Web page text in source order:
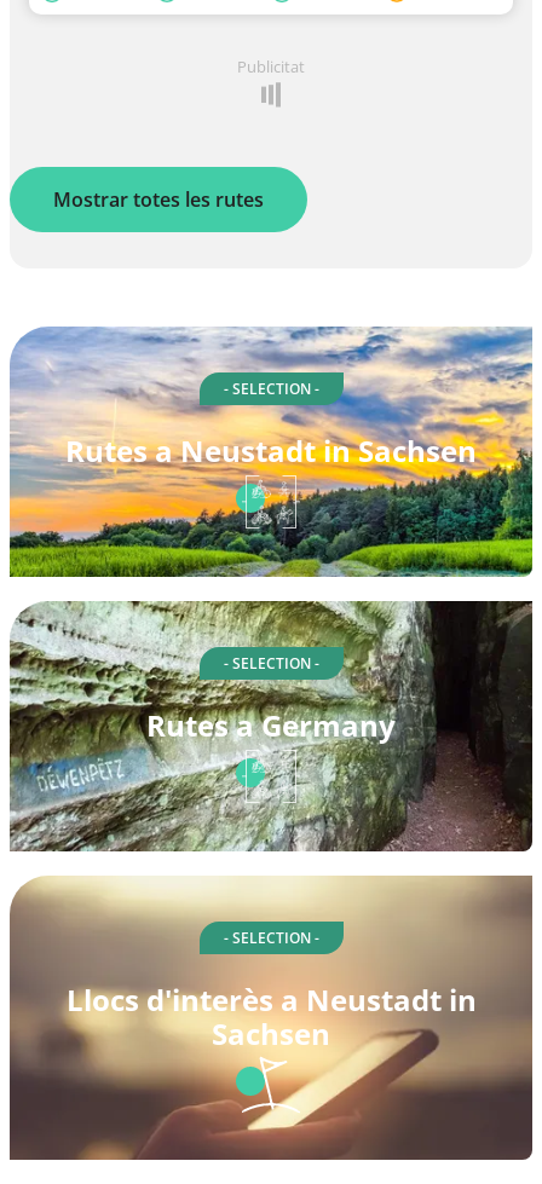
Publicitat
Mostrar totes les rutes
- SELECTION -
Rutes a Neustadt in Sachsen
- SELECTION -
Rutes a Germany
- SELECTION -
Llocs d'interès a Neustadt in
Sachsen